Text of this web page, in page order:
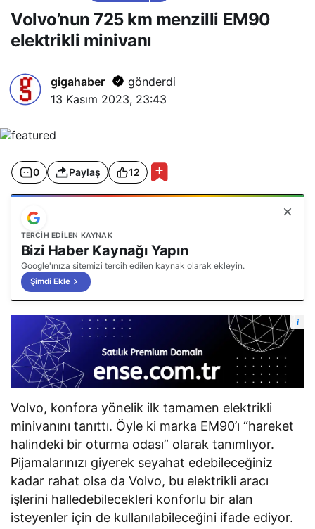
minivanı
Volvo’nun 725 km menzilli EM90
elektrikli minivanı
gigahaber
gönderdi
13 Kasım 2023, 23:43
0 Paylaş 12
TERCIH EDILEN KAYNAK
Bizi Haber Kaynağı Yapın
Google'ınıza sitemizi tercih edilen kaynak olarak ekleyin.
Şimdi Ekle
i
Volvo, konfora yönelik ilk tamamen elektrikli
minivanını tanıttı. Öyle ki marka EM90’ı “hareket
halindeki bir oturma odası” olarak tanımlıyor.
Pijamalarınızı giyerek seyahat edebileceğiniz
kadar rahat olsa da Volvo, bu elektrikli aracı
işlerini halledebilecekleri konforlu bir alan
isteyenler için de kullanılabileceğini ifade ediyor.